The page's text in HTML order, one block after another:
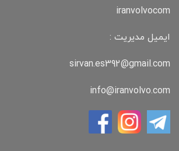
iranvolvocom
ایمیل مدیریت :
sirvan.es392@gmail.com
info@iranvolvo.com